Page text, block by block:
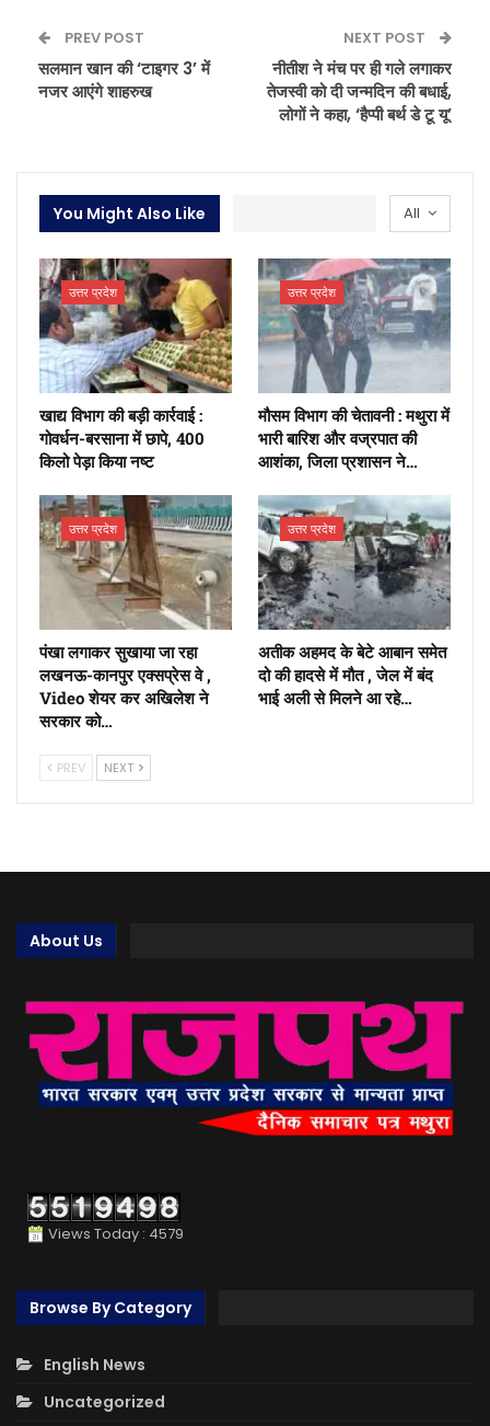
PREV POST
सलमान खान की ‘टाइगर 3’ में
नजर आएंगे शाहरुख
NEXT POST
नीतीश ने मंच पर ही गले लगाकर
तेजस्वी को दी जन्मदिन की बधाई,
लोगों ने कहा, ‘हैप्पी बर्थ डे टू यू’
All
You Might Also Like
उत्तर प्रदेश
खाद्य विभाग की बड़ी कार्रवाई :
गोवर्धन-बरसाना में छापे, 400
किलो पेड़ा किया नष्ट
उत्तर प्रदेश
मौसम विभाग की चेतावनी : मथुरा में
भारी बारिश और वज्रपात की
आशंका, जिला प्रशासन ने…
उत्तर प्रदेश
पंखा लगाकर सुखाया जा रहा
लखनऊ-कानपुर एक्सप्रेस वे ,
Video शेयर कर अखिलेश ने
सरकार को…
उत्तर प्रदेश
अतीक अहमद के बेटे आबान समेत
दो की हादसे में मौत , जेल में बंद
भाई अली से मिलने आ रहे…
PREV NEXT
About Us
Views Today : 4579
Browse By Category
English News
Uncategorized